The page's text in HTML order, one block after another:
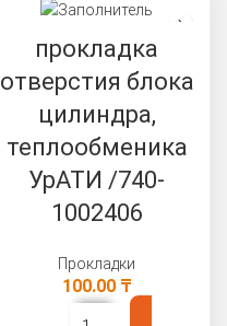
прокладка
отверстия блока
цилиндра,
теплообменика
УрАТИ /740-
1002406
Прокладки
100.00 ₸